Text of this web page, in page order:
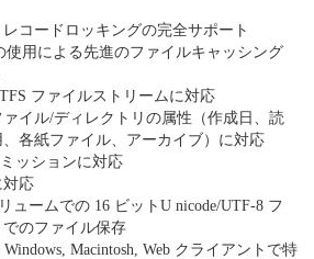
コードロッキングの完全サポート
使用による先進のファイルキャッシング
ファイルストリームに対応
ァイル/ディレクトリの属性（作成日、読
各紙ファイル、アーカイブ）に対応
ッションに対応
対応
ュームでの 16 ビットU nicode/UTF-8 フ
でのファイル保存
Macintosh, Web クライアントで特